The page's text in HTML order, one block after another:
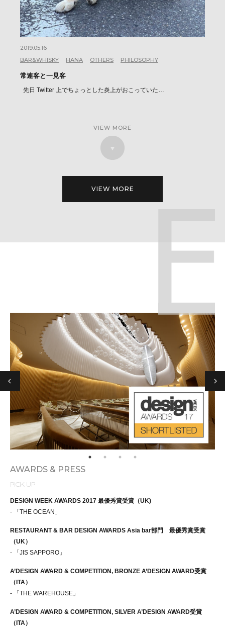
2019.05.16
BAR&WHISKY
HANA OTHERS PHILOSOPHY
常連客と一見客
先日 Twitter 上でちょっとした炎上がおこっていた…
VIEW MORE
VIEW MORE
AWARDS & PRESS
PICK UP
DESIGN WEEK AWARDS 2017 最優秀賞受賞（UK)
- 「THE OCEAN」
RESTAURANT & BAR DESIGN AWARDS Asia bar部門 最優秀賞受賞
（UK）
- 「JIS SAPPORO」
A’DESIGN AWARD & COMPETITION, BRONZE A’DESIGN AWARD受賞
（ITA）
- 「THE WAREHOUSE」
A’DESIGN AWARD & COMPETITION, SILVER A’DESIGN AWARD受賞
（ITA）